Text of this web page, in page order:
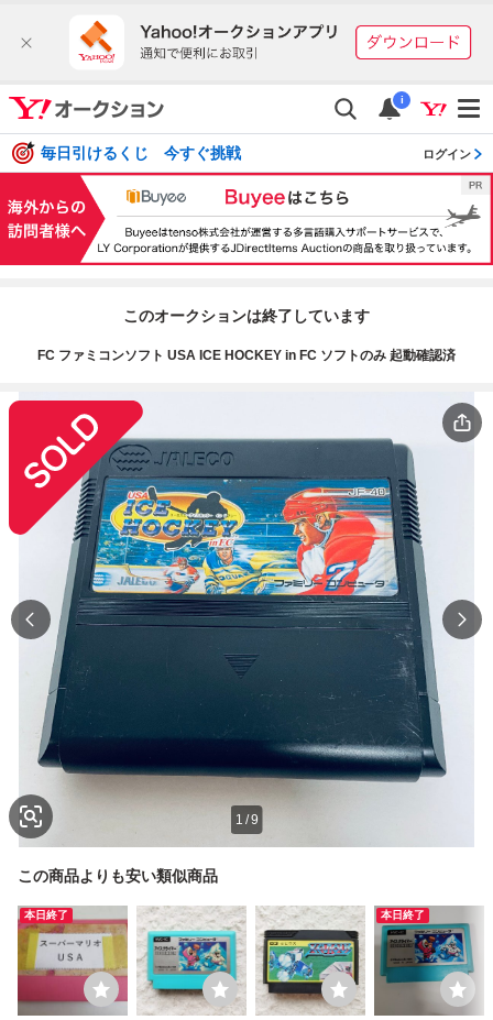
i
毎日引けるくじ 今すぐ挑戦 ログイン
このオークションは終了しています
FC ファミコンソフト USA ICE HOCKEY in FC ソフトのみ 起動確認済
1 /9
この商品よりも安い類似商品
本日終了 本日終了